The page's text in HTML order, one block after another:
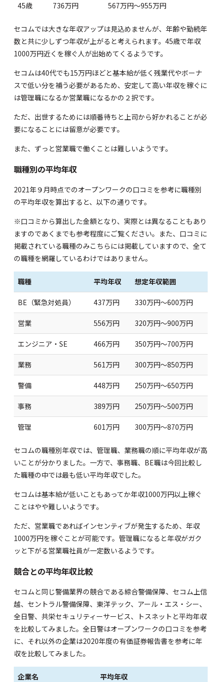
45歳 736万円 567万円～955万円
セコムでは大きな年収アップは見込めませんが、年齢や勤続年
数と共に少しずつ年収が上がると考えられます。45歳で年収
1000万円近くを稼ぐ人が出始めてくるようです。
セコムは40代でも15万円ほどと基本給が低く残業代やボーナ
スで低い分を補う必要があるため、安定して高い年収を稼ぐに
は管理職になるか営業職になるかの２択です。
ただ、出世するためには順番待ちと上司から好かれることが必
要になることには留意が必要です。
また、ずっと営業職で働くことは難しいようです。
職種別の平均年収
2021年９月時点でのオープンワークの口コミを参考に職種別
の平均年収を算出すると、以下の通りです。
※口コミから算出した金額となり、実際とは異なることもあり
ますのであくまでも参考程度にご覧ください。また、口コミに
掲載されている職種のみこちらには掲載していますので、全て
の職種を網羅しているわけではありません。
職種 平均年収 想定年収範囲
BE（緊急対処員） 437万円 330万円～600万円
営業 556万円 320万円～900万円
エンジニア・SE 466万円 350万円～700万円
業務 561万円 300万円～850万円
警備 448万円 250万円～650万円
事務 389万円 250万円～500万円
管理 601万円 300万円～870万円
セコムの職種別年収では、管理職、業務職の順に平均年収が高
いことが分かりました。一方で、事務職、BE職は今回比較し
た職種の中では最も低い平均年収でした。
セコムは基本給が低いこともあってか年収1000万円以上稼ぐ
ことはやや難しいようです。
ただ、営業職であればインセンティブが発生するため、年収
1000万円を稼ぐことが可能です。管理職になると年収がガク
ッと下がる営業職社員が一定数いるようです。
競合との平均年収比較
セコムと同じ警備業界の競合である綜合警備保障、セコム上信
越、セントラル警備保障、東洋テック、アール・エス・シー、
全日警、共栄セキュリティーサービス、トスネットと平均年収
を比較してみました。全日警はオープンワークの口コミを参考
に、それ以外の企業は2020年度の有価証券報告書を参考に年
収を比較してみました。
企業名 平均年収